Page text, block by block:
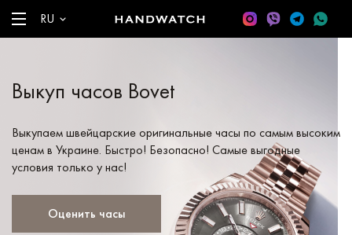
RU
Выкуп часов Bovet
Выкупаем швейцарские оригинальные часы по самым высоким
ценам в Украине. Быстро! Безопасно! Самые выгодные
условия только у нас!
Оценить часы